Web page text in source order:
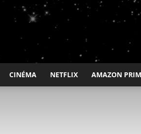
CINÉMA NETFLIX AMAZON